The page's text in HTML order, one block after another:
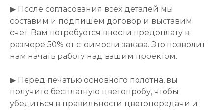
▶ После согласования всех деталей мы
составим и подпишем договор и выставим
счет. Вам потребуется внести предоплату в
размере 50% от стоимости заказа. Это позволит
нам начать работу над вашим проектом.
▶ Перед печатью основного полотна, вы
получите бесплатную цветопробу, чтобы
убедиться в правильности цветопередачи и